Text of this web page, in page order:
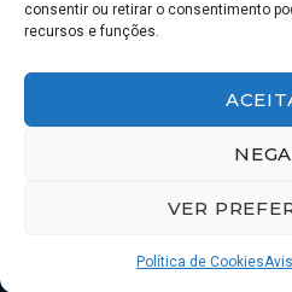
consentir ou retirar o consentimento
recursos e funções.
VER
Política de Cookies